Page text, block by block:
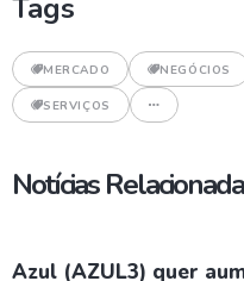
Tags
MERCADO NEGÓCIOS
SERVIÇOS
Notícias
Azul (AZUL3) quer